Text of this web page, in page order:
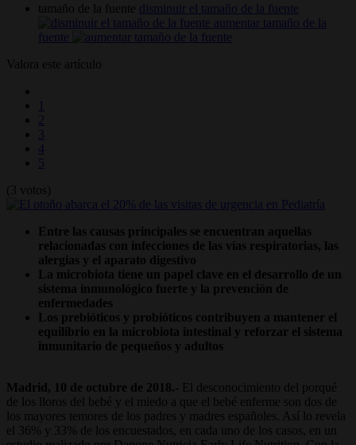
tamaño de la fuente disminuir el tamaño de la fuente
aumentar tamaño de la
fuente
Valora este artículo
1
2
3
4
5
(3 votos)
Entre las causas principales se encuentran aquellas
relacionadas con infecciones de las vías respiratorias, las
alergias y el aparato digestivo
La microbiota tiene un papel clave en el desarrollo de un
sistema inmunológico fuerte y la prevención de
enfermedades
Los prebióticos y probióticos contribuyen a mantener el
equilibrio en la microbiota intestinal y reforzar el sistema
inmunitario de pequeños y adultos
Madrid, 10 de octubre de 2018.- El desconocimiento del porqué
de los lloros del bebé y el miedo a que el bebé enferme son dos de
los mayores temores de los padres y madres españoles. Así lo revela
el 36% y 33% de los encuestados, en cada uno de los casos, en un